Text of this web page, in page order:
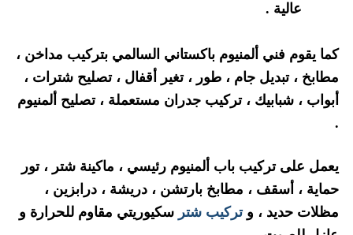
عالية .
كما يقوم فني ألمنيوم باكستاني السالمي بتركيب مداخن ،
مطابخ ، تبديل جام ، طور ، تغير أقفال ، تصليح شترات ،
أبواب ، شبابيك ، تركيب جدران مستعملة ، تصليح ألمنيوم
.
يعمل على تركيب باب ألمنيوم رئيسي ، ماكينة شتر ، تور
حماية ، أسقف ، مطابخ بارتشن ، دريشة ، درابزين ،
مظلات حديد ، وتركيب شتر سكيوريتي مقاوم للحرارة و